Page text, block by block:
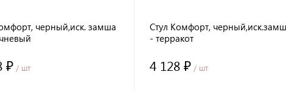
черный,иск. замша
₽ / шт
Стул Комфорт,
- терракот
4 128 ₽/ шт